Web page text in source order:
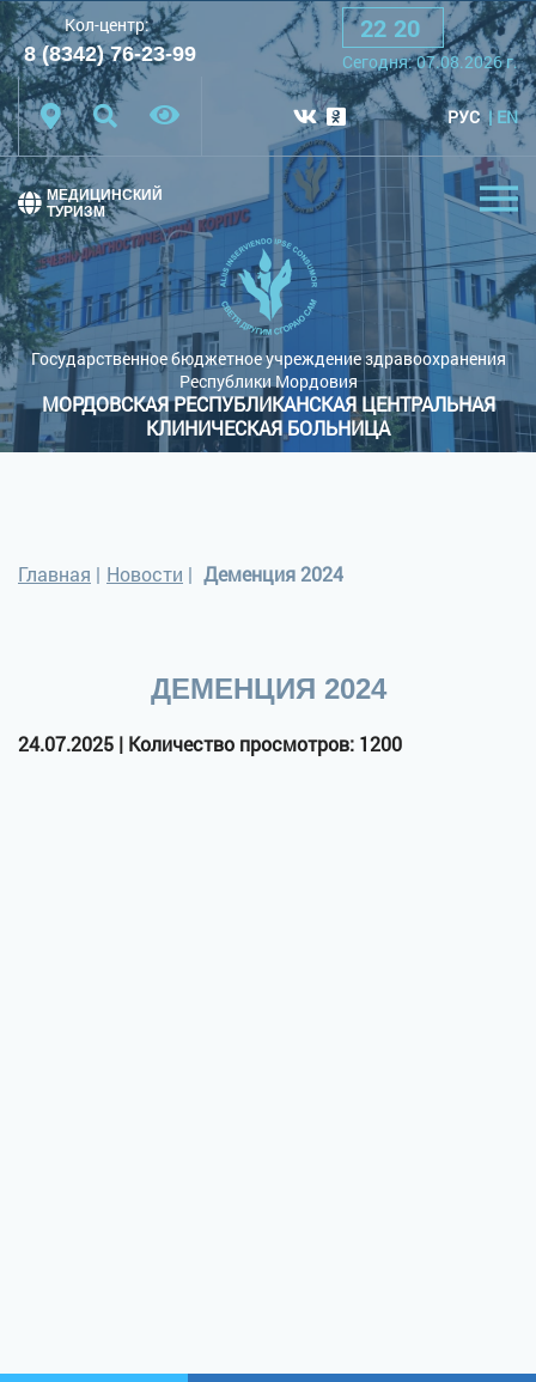
Шрифт: A A A
Цветовая схема: Черная схема
Обычный сайт
Кол-центр:
8 (8342) 76-23-99
22 20
Cегодня:07.08.2026г.
РУС EN
Государственное бюджетное учреждение здравоохранения
Республики Мордовия
МОРДОВСКАЯ РЕСПУБЛИКАНСКАЯ ЦЕНТРАЛЬНАЯ
КЛИНИЧЕСКАЯ БОЛЬНИЦА
МЕДИЦИНСКИЙ
ТУРИЗМ
Главная | Новости | Деменция 2024
ДЕМЕНЦИЯ 2024
24.07.2025 | Количество просмотров: 1200